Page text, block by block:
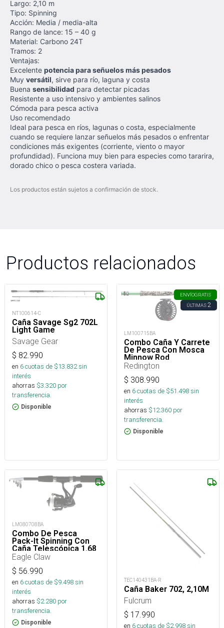
Largo: 2,10 m
Tipo: Spinning
Acción: Media / media-alta
Rango de lance: 15 – 40 g
Material: Carbono 24T
Tramos: 2
Ventajas:
Excelente potencia para señuelos más pesados
Muy versátil, sirve para río, laguna y costa
Buena sensibilidad para detectar picadas
Resistente a uso intensivo y ambientes salinos
Cómoda para pesca activa
Uso recomendado
Ideal para pesca en ríos, lagunas o costa, especialmente
cuando se requiere lanzar señuelos más pesados o enfrentar
condiciones más exigentes (corriente, viento o mayor
profundidad). Funciona muy bien para especies como tararira,
dorado chico o pesca costera variada.
Los productos están sujetos a confirmación de stock.
Productos relacionados
NT100614-C
Caña Savage Sg2 702L
Light Game
Savage Gear
$ 82.990
en 6cuotas de $13.832sin
interés
ahorras $3.320 por
transferencia.
Disponible
ENVÍOGRATIS
ÚLTIMAS2
LM100715BA
Combo Caña Y Carrete
De Pesca Con Mosca
Minnow Rod
Crosswater Reel 5Wt
Redington
$ 308.990
en 6cuotas de $51.498sin
interés
ahorras $12.360 por
transferencia.
Disponible
LM080708BA
Combo De Pesca
Pack-It Spinning Con
Caña Telescópica 1.68
Mt Y Reel
Eagle Claw
$ 56.990
en 6cuotas de $9.498sin
interés
ahorras $2.280 por
transferencia.
Disponible
TEC140431BA-R
Caña Baker 702, 2,10M
Fulcrum
$ 17.990
en 6cuotas de $2.998sin